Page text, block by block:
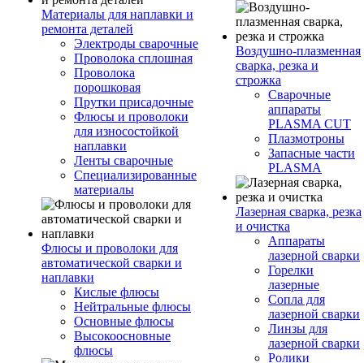
Материалы для наплавки и
ремонта деталей
Электроды сварочные
Проволока сплошная
Проволока
порошковая
Прутки присадочные
Флюсы и проволоки
для износостойкой
наплавки
Ленты сварочные
Специализированные
материалы
Флюсы и проволоки для
автоматической сварки и
наплавки
Кислые флюсы
Нейтральные флюсы
Основные флюсы
Высокоосновные
флюсы
Воздушно-плазменная
сварка, резка и
строжка
Сварочные
аппараты
PLASMA CUT
Плазмотроны
Запасные части
PLASMA
Лазерная сварка, резка
и очистка
Аппараты
лазерной сварки
Горелки
лазерные
Сопла для
лазерной сварки
Линзы для
лазерной сварки
Ролики